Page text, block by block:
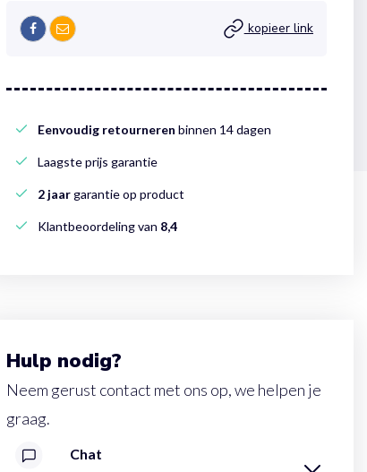
kopieer link
Eenvoudig retourneren binnen 14 dagen
Laagste prijs garantie
2 jaargarantie op product
Klantbeoordeling van 8,4
Hulp nodig?
Neem gerust contact met ons op, we helpen je
graag.
Chat